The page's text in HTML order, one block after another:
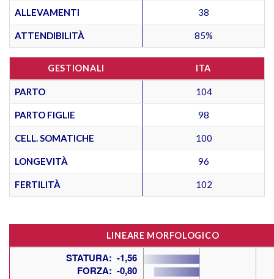
ALLEVAMENTI 38
ATTENDIBILITÀ 85%
GESTIONALI ITA
PARTO 104
PARTO FIGLIE 98
CELL. SOMATICHE 100
LONGEVITÀ 96
FERTILITÀ 102
LINEARE MORFOLOGICO